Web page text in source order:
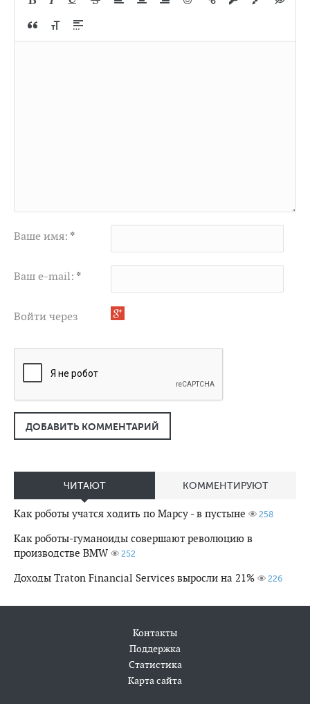
Ваше имя: *
Ваш e-mail: *
Войти через
ДОБАВИТЬ КОММЕНТАРИЙ
ЧИТАЮТ КОММЕНТИРУЮТ
Как роботы учатся ходить по Марсу - в пустыне 258
Как роботы-гуманоиды совершают революцию в
производстве BMW
252
Доходы Traton Financial Services выросли на 21% 226
Контакты
Поддержка
Статистика
Карта сайта